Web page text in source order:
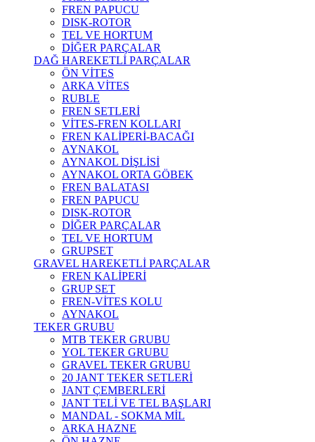
FREN PAPUCU
DISK-ROTOR
TEL VE HORTUM
DİĞER PARÇALAR
DAĞ HAREKETLİ PARÇALAR
ÖN VİTES
ARKA VİTES
RUBLE
FREN SETLERİ
VİTES-FREN KOLLARI
FREN KALİPERİ-BACAĞI
AYNAKOL
AYNAKOL DİŞLİSİ
AYNAKOL ORTA GÖBEK
FREN BALATASI
FREN PAPUCU
DISK-ROTOR
DİĞER PARÇALAR
TEL VE HORTUM
GRUPSET
GRAVEL HAREKETLİ PARÇALAR
FREN KALİPERİ
GRUP SET
FREN-VİTES KOLU
AYNAKOL
TEKER GRUBU
MTB TEKER GRUBU
YOL TEKER GRUBU
GRAVEL TEKER GRUBU
20 JANT TEKER SETLERİ
JANT ÇEMBERLERİ
JANT TELİ VE TEL BAŞLARI
MANDAL - SOKMA MİL
ARKA HAZNE